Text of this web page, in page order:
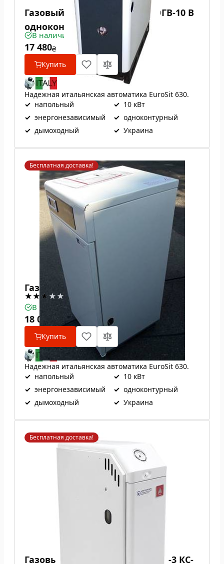
Газовый котел Проскуров АОГВ-10 В
одноконтурный
В наличии
17 480₴
Купить
Надежная итальянская автоматика EuroSit 630.
✓ напольный ✓ 10 кВт
✓ энергонезависимый ✓ одноконтурный
✓ дымоходный ✓ Украина
Бесплатная доставка!
Газовый котел ATON Atmo 10Е
В наличии
18 030
Купить
Надежная итальянская автоматика EuroSit 630.
✓ напольный ✓ 10 кВт
✓ энергонезависимый ✓ одноконтурный
✓ дымоходный ✓ Украина
Бесплатная доставка!
Газовый котел Атем Житомир-3 КС-